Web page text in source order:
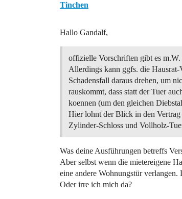
Tinchen
Hallo Gandalf,
offizielle Vorschriften gibt es m.W.
Allerdings kann ggfs. die
Schadensfall daraus drehen, um
rauskommt, dass statt der Tuer
koennen (um den gleichen
Hier lohnt der Blick in den
Zylinder-Schloss und Vollholz-
Was deine Ausführungen betreffs
Aber selbst wenn die mietereigene
eine andere Wohnungstür
Oder irre ich mich da?